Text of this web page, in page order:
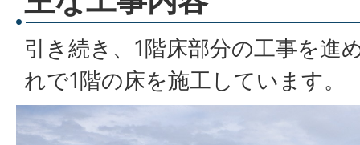
引き続き、1階床部分の工事を進
れで1階の床を施工しています。